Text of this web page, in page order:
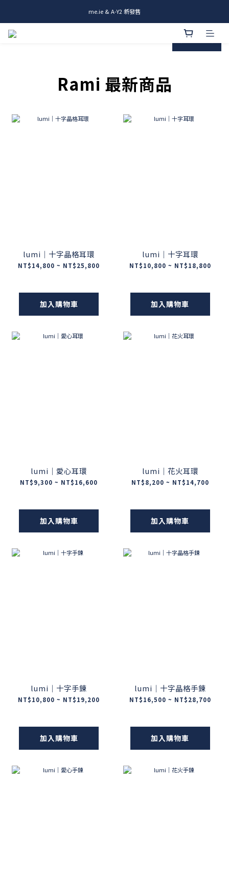
me.ie & A-Y2 新發售
me.ie & A-Y2 新發售
prev next
Rami 最新商品
lumi｜十字晶格耳環
NT$14,800 ~ NT$25,800
加入購物車
lumi｜十字耳環
NT$10,800 ~ NT$18,800
加入購物車
lumi｜愛心耳環
NT$9,300 ~ NT$16,600
加入購物車
lumi｜花火耳環
NT$8,200 ~ NT$14,700
加入購物車
lumi｜十字手鍊
NT$10,800 ~ NT$19,200
加入購物車
lumi｜十字晶格手鍊
NT$16,500 ~ NT$28,700
加入購物車